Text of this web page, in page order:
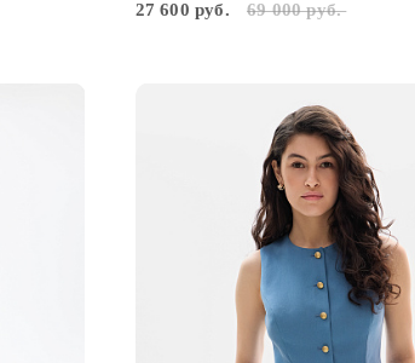
27 600 руб. 69 000 руб.